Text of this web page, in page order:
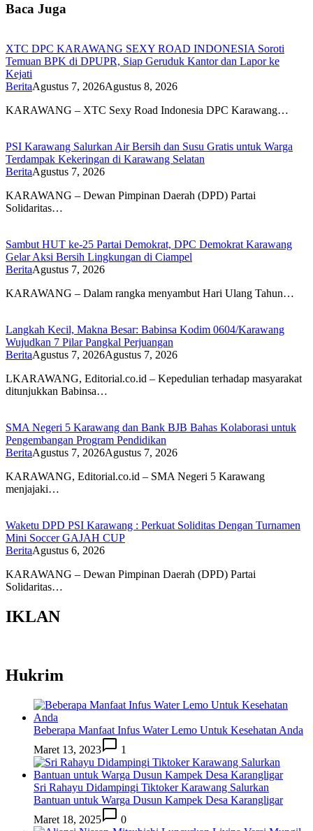
Baca Juga
XTC DPC KARAWANG SEXY ROAD INDONESIA Soroti
Temuan BPK di DPUPR, Siap Geruduk Kantor dan Lapor ke
Kejati
BeritaAgustus 7, 2026Agustus 8, 2026
KARAWANG – XTC Sexy Road Indonesia DPC Karawang…
PSI Karawang Salurkan Air Bersih dan Susu Gratis untuk Warga
Terdampak Kekeringan di Karawang Selatan
BeritaAgustus 7, 2026
KARAWANG – Dewan Pimpinan Daerah (DPD) Partai
Solidaritas…
Sambut HUT ke-25 Partai Demokrat, DPC Demokrat Karawang
Gelar Aksi Bersih Lingkungan di Ciampel
BeritaAgustus 7, 2026
KARAWANG – Dalam rangka menyambut Hari Ulang Tahun…
Langkah Kecil, Makna Besar: Babinsa Kodim 0604/Karawang
Wujudkan 7 Pilar Pangkal Perjuangan
BeritaAgustus 7, 2026Agustus 7, 2026
LKARAWANG, Editorial.co.id – Kepedulian terhadap masyarakat
ditunjukkan Babinsa…
SMA Negeri 5 Karawang dan Bank BJB Bahas Kolaborasi untuk
Pengembangan Program Pendidikan
BeritaAgustus 7, 2026Agustus 7, 2026
KARAWANG, Editorial.co.id – SMA Negeri 5 Karawang
menjajaki…
Waketu DPD PSI Karawang : Perkuat Soliditas Dengan Turnamen
Mini Soccer GAJAH CUP
BeritaAgustus 6, 2026
KARAWANG – Dewan Pimpinan Daerah (DPD) Partai
Solidaritas…
IKLAN
Hukrim
Beberapa Manfaat Infus Water Lemo Untuk Kesehatan Anda
Maret 13, 2023
1
Sri Rahayu Didampingi Tiktoker Karawang Salurkan
Bantuan untuk Warga Dusun Kampek Desa Karangligar
Maret 18, 2025
0